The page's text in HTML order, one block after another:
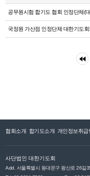
공무원시험 합기도 협회 인정단체(
국정원 가산점 인정단체 대한기도
협회소개 합기도소개 개인정보취급
사단법인 대한기도회
Add. 서울특별시 동대문구 왕산로 26길